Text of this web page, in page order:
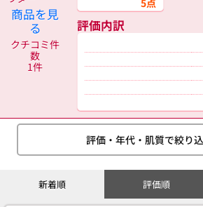
商品を見
る
クチコミ件
数
1件
5点
評価内訳
評価・年代・肌質で絞り
新着順 評価順